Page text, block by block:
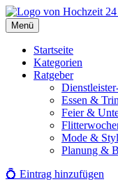
Zum
Inhalt
springen
Menü
Startseite
Kategorien
Ratgeber
Essen &
Feier &
Mode &
Planung &
💍 Eintrag hinzufügen